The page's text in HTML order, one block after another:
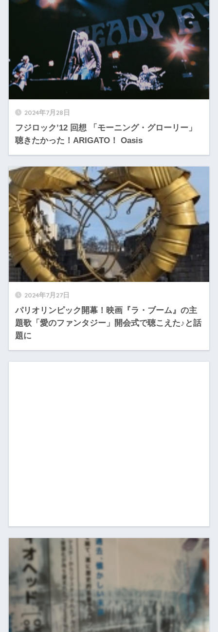
2024年7月28日
フジロック’12 回想 「モーニング・グローリー」
聴きたかった！ARIGATO！ Oasis
2024年7月27日
パリオリンピック開幕！映画『ラ・ブーム』の主
題歌「愛のファンタジー」開会式で聴こえた♪と話
題に